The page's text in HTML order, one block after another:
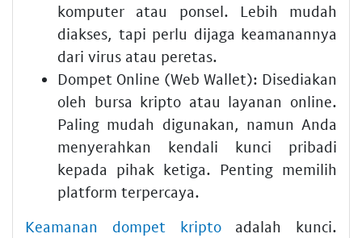
komputer atau ponsel. Lebih mudah
diakses, tapi perlu dijaga keamanannya
dari virus atau peretas.
Dompet Online (Web Wallet): Disediakan
oleh bursa kripto atau layanan online.
Paling mudah digunakan, namun Anda
menyerahkan kendali kunci pribadi
kepada pihak ketiga. Penting memilih
platform terpercaya.
Keamanan dompet kriptoadalah kunci.